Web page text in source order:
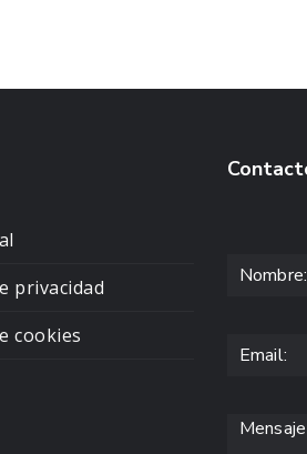
privacidad
cookies